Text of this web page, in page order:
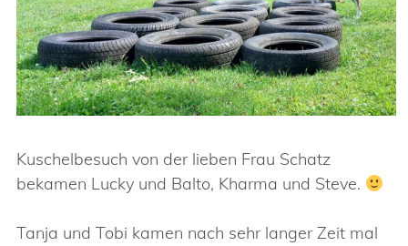
Kuschelbesuch von der lieben Frau Schatz
bekamen Lucky und Balto, Kharma und Steve.
Tanja und Tobi kamen nach sehr langer Zeit mal